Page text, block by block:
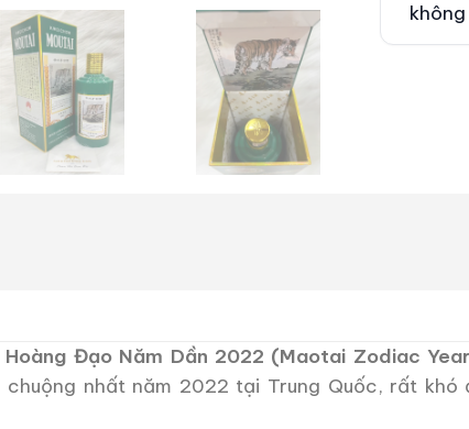
Hoàng Đạo Năm Dần 2022 (Maotai Zodiac
chuộng nhất năm 2022 tại Trung Quốc, rất